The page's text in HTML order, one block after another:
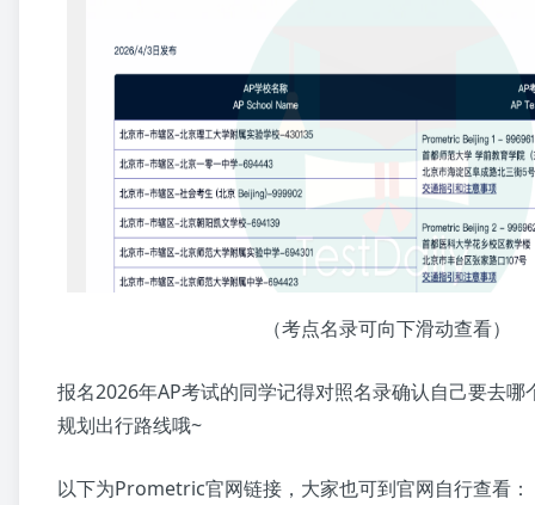
（考点名录可向下滑动查看）
报名2026年AP考试的同学记得对照名录确认自己要去哪
规划出行路线哦~
以下为Prometric官网链接，大家也可到官网自行查看：